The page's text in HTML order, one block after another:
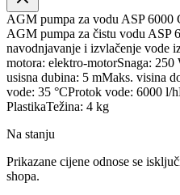
AGM pumpa za vodu ASP 6000
AGM pumpa za čistu vodu ASP
navodnjavanje i izvlačenje vode
motora: elektro-motorSnaga:
usisna dubina: 5 mMaks. visina
vode: 35 °CProtok vode: 6000 l/
PlastikaTežina: 4 kg
Na stanju
Prikazane cijene odnose se
shopa.